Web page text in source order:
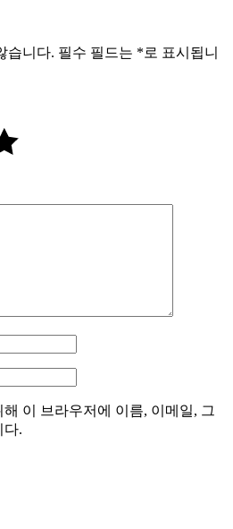
습니다. 필수 필드는 *로 표시됩니
이 브라우저에 이름, 이메일, 그
다.